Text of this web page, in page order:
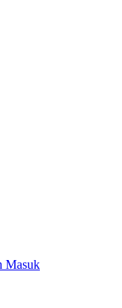
Masuk